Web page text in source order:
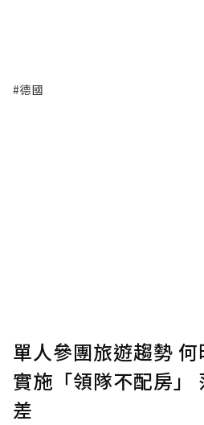
#德國
單人參團旅遊趨勢
實施「領隊不配房」
差